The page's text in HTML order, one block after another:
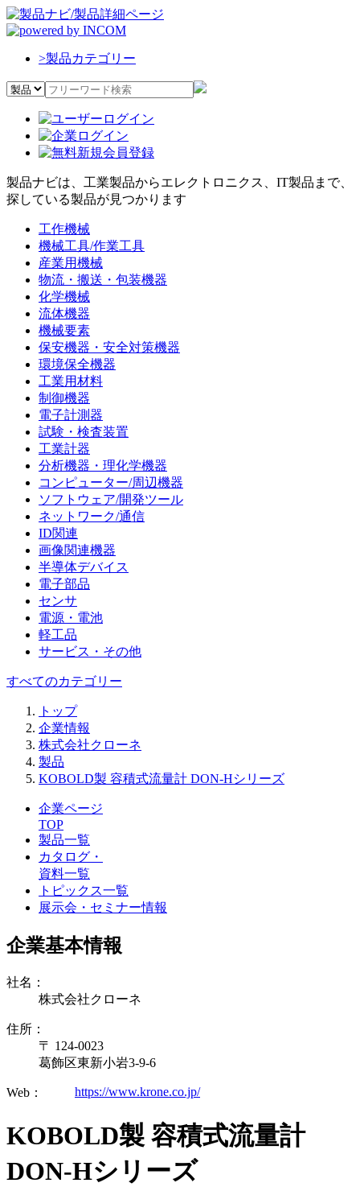
>製品カテゴリー
製品ナビは、工業製品からエレクトロニクス、IT製品まで、
探している製品が見つかります
工作機械
機械工具/作業工具
産業用機械
物流・搬送・包装機器
化学機械
流体機器
機械要素
保安機器・安全対策機器
環境保全機器
工業用材料
制御機器
電子計測器
試験・検査装置
工業計器
分析機器・理化学機器
コンピューター/周辺機器
ソフトウェア/開発ツール
ネットワーク/通信
ID関連
画像関連機器
半導体デバイス
電子部品
センサ
電源・電池
軽工品
サービス・その他
すべてのカテゴリー
トップ
企業情報
株式会社クローネ
製品
KOBOLD製 容積式流量計 DON-Hシリーズ
企業ページ
TOP
製品一覧
カタログ・
資料一覧
トピックス一覧
展示会・セミナー情報
企業基本情報
社名：
株式会社クローネ
住所：
〒 124-0023
葛飾区東新小岩3-9-6
Web： https://www.krone.co.jp/
KOBOLD製 容積式流量計
DON-Hシリーズ